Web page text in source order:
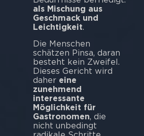
als Mischung aus
Geschmack und
Leichtigkeit.
Die Menschen
schätzen Pinsa, daran
besteht kein Zweifel.
Dieses Gericht wird
daher eine
zunehmend
interessante
Möglichkeit für
Gastronomen, die
nicht unbedingt